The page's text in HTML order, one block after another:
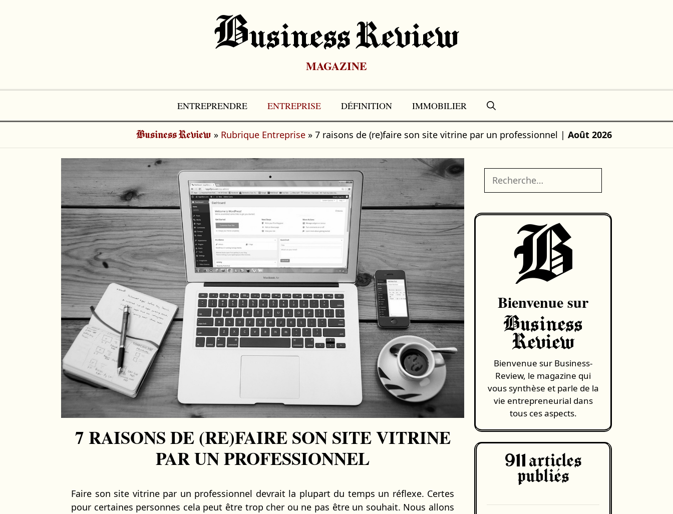
BUsiness Review
MAGAZINE
ENTREPRENDRE ENTREPRISE DÉFINITION IMMOBILIER
Business Review » Rubrique Entreprise » 7 raisons de (re)faire son site vitrine par un professionnel | Août 2026
7 RAISONS DE (RE)FAIRE SON SITE VITRINE
PAR UN PROFESSIONNEL
Faire son site vitrine par un professionnel devrait la plupart du temps un réflexe. Certes
pour certaines personnes cela peut être trop cher ou ne pas être un souhait. Nous allons
Rechercher :
B
Bienvenue sur
Business
Review
Bienvenue sur Business-
Review, le magazine qui
vous synthèse et parle de la
vie entrepreneurial dans
tous ces aspects.
911 articles
publiés